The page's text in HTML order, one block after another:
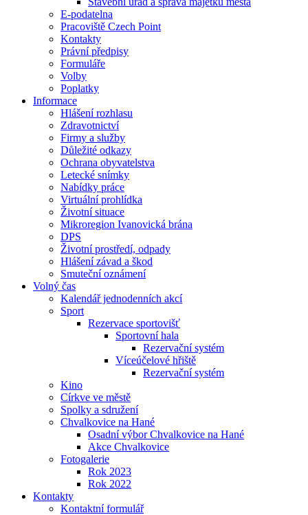
E-podatelna
Pracoviště Czech Point
Kontakty
Právní předpisy
Formuláře
Volby
Poplatky
Informace
Hlášení rozhlasu
Zdravotnictví
Firmy a služby
Důležité odkazy
Ochrana obyvatelstva
Letecké snímky
Nabídky práce
Virtuální prohlídka
Životní situace
Mikroregion Ivanovická brána
DPS
Životní prostředí, odpady
Hlášení závad a škod
Smuteční oznámení
Volný čas
Kalendář jednodenních akcí
Sport
Rezervace sportovišť
Sportovní hala
Rezervační systém
Víceúčelové hřiště
Rezervační systém
Kino
Církve ve městě
Spolky a sdružení
Chvalkovice na Hané
Osadní výbor Chvalkovice na Hané
Akce Chvalkovice
Fotogalerie
Rok 2023
Rok 2022
Kontakty
Kontaktní formulář